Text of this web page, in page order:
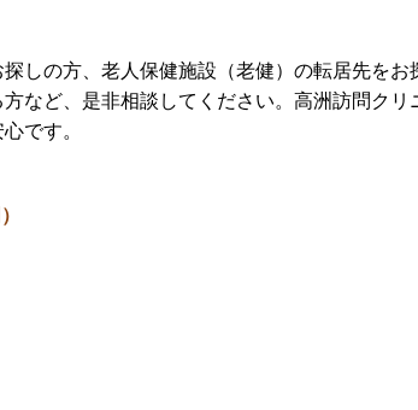
しの方、老人保健施設（老健）の転居先をお
など、是非相談してください。高洲訪問クリ
です。